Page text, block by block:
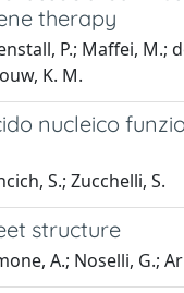
therapy
P.; Maffei, M.;
K. M.
nucleico
S.; Zucchelli, S.
structure
A.; Noselli, G.;